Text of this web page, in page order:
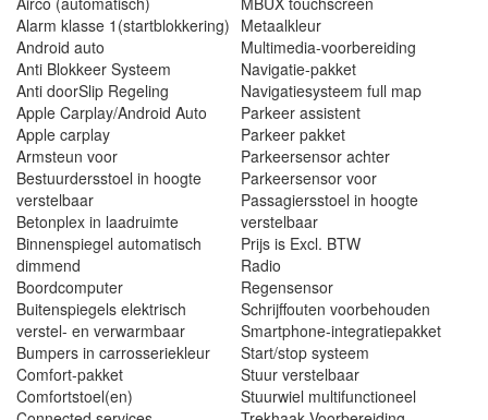
Alarm klasse 1(startblokkering)
Android auto
Anti Blokkeer Systeem
Anti doorSlip Regeling
Apple Carplay/Android Auto
Apple carplay
Armsteun voor
Bestuurdersstoel in hoogte
verstelbaar
Betonplex in laadruimte
Binnenspiegel automatisch
dimmend
Boordcomputer
Buitenspiegels elektrisch
verstel- en verwarmbaar
Bumpers in carrosseriekleur
Comfort-pakket
Comfortstoel(en)
Metaalkleur
Multimedia-voorbereiding
Navigatie-pakket
Navigatiesysteem full map
Parkeer assistent
Parkeer pakket
Parkeersensor achter
Parkeersensor voor
Passagiersstoel in hoogte
verstelbaar
Prijs is Excl. BTW
Radio
Regensensor
Schrijffouten voorbehouden
Smartphone-integratiepakket
Start/stop systeem
Stuur verstelbaar
Stuurwiel multifunctioneel